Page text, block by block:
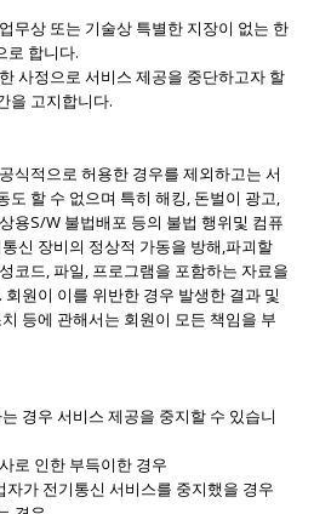
무상 또는 기술상 특별한 지장이 없는 한
로 합니다.
사정으로 서비스 제공을 중단하고자 할
을 고지합니다.
식적으로 허용한 경우를 제외하고는 서
도 할 수 없으며 특히 해킹, 돈벌이 광고,
용S/W 불법배포 등의 불법 행위및 컴퓨
신 장비의 정상적 가동을 방해,파괴할
코드, 파일, 프로그램을 포함하는 자료을
원이 이를 위반한 경우 발생한 결과 및
등에 관해서는 회원이 모든 책임을 부
경우 서비스 제공을 중지할 수 있습니
로 인한 부득이한 경우
가 전기통신 서비스를 중지했을 경우